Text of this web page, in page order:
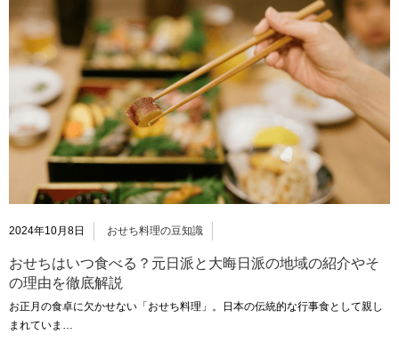
2024年10月8日 おせち料理の豆知識
おせちはいつ食べる？元日派と大晦日派の地域の紹介やそ
の理由を徹底解説
お正月の食卓に欠かせない「おせち料理」。日本の伝統的な行事食として親し
まれていま…